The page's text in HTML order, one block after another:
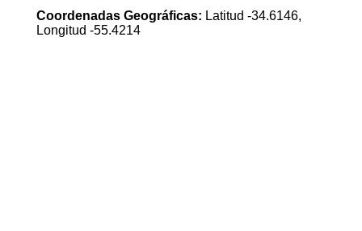
Coordenadas Geográficas: Latitud -34.6146,
Longitud -55.4214